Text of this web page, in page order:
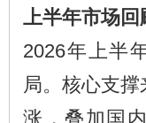
上半年市场
2026年上半
局。核心支
涨，叠加国